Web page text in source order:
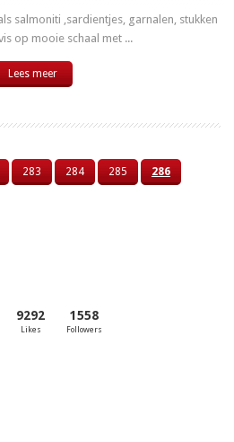
salmoniti ,sardientjes, garnalen, stukken
op mooie schaal met ...
Lees meer
283 284 285 286
9292
Likes
1558
Followers